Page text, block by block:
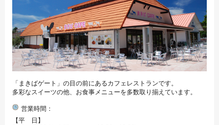
「まきばゲート」の目の前にあるカフェレストランです。
多彩なスイーツの他、お食事メニューを多数取り揃えています。
営業時間
【平 日】